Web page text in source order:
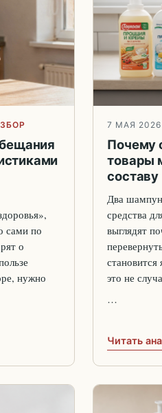
сами по
о
нужно
7 МАЯ 2026
Почему
товары
составу
Два
средства
выглядят
это не
…
Читать